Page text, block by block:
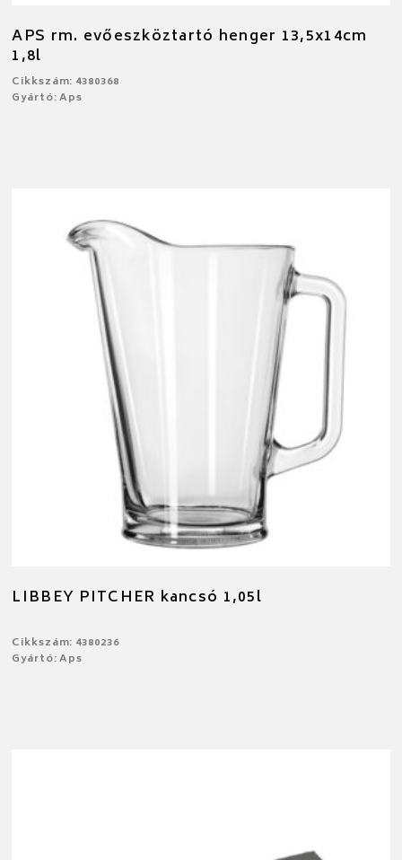
APS rm. evőeszköztartó henger 13,5x14cm
1,8l
Cikkszám: 4380368
Gyártó: Aps
LIBBEY PITCHER kancsó 1,05l
Cikkszám: 4380236
Gyártó: Aps